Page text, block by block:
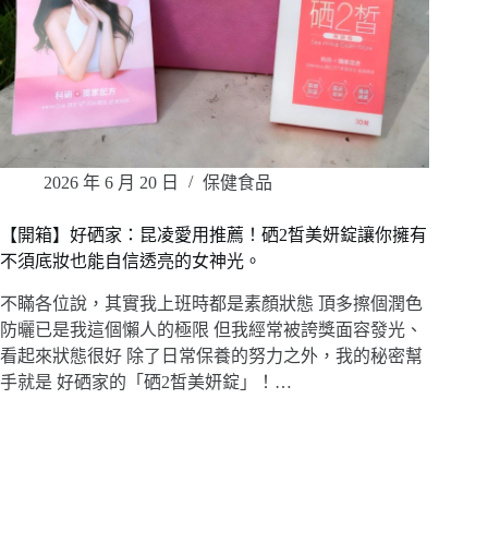
2026 年 6 月 20 日 保健食品
【開箱】好硒家：昆凌愛用推薦！硒2皙美妍錠讓你擁有
不須底妝也能自信透亮的女神光。
不瞞各位說，其實我上班時都是素顏狀態 頂多擦個潤色
防曬已是我這個懶人的極限 但我經常被誇獎面容發光、
看起來狀態很好 除了日常保養的努力之外，我的秘密幫
手就是 好硒家的「硒2皙美妍錠」！…